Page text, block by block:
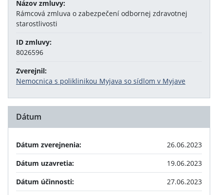
Názov zmluvy:
Rámcová zmluva o zabezpečení odbornej zdravotnej
starostlivosti
ID zmluvy:
8026596
Zverejnil:
Nemocnica s poliklinikou Myjava so sídlom v Myjave
Dátum
Dátum zverejnenia:
26.06.2023
Dátum uzavretia:
19.06.2023
Dátum účinnosti:
27.06.2023